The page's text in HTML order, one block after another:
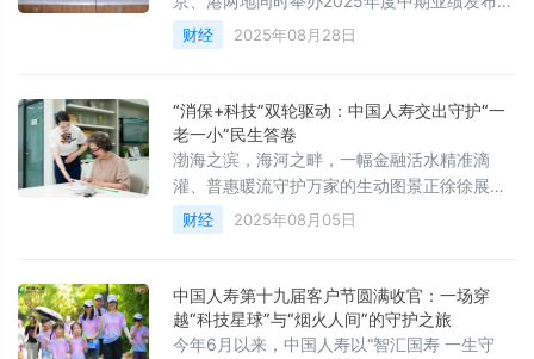
会。
财经 2025年08月28日
“消保+科技”双轮驱动：中国人寿交出守护“一
老一小”民生答卷
渤海之滨，海河之畔，一幅金融活水精准滴
灌、普惠暖流守护万家的生动图景正徐徐展
开。
财经 2025年08月05日
中国人寿第十九届客户节圆满收官：一场穿
越“科技星球”与“烟火人间”的守护之旅
今年6月以来，中国人寿以“智汇国寿 一生守